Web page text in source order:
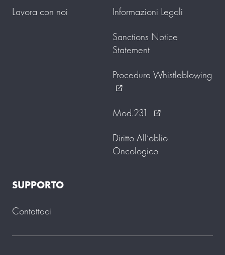
Lavora con noi
Informazioni Legali
Sanctions Notice
Statement
Procedura Whistleblowing
external_link
Mod.231 external_link
Diritto All’oblio
Oncologico
SUPPORTO
Contattaci